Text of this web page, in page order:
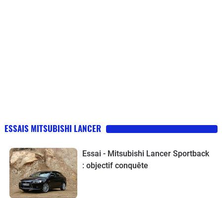
ESSAIS MITSUBISHI LANCER
Essai - Mitsubishi Lancer Sportback
: objectif conquête